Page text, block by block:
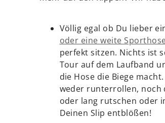
Völlig egal ob Du lieber
oder eine weite
perfekt sitzen. Nichts ist
Tour auf dem Laufband
die Hose die Biege
weder runterrollen, noch
oder lang rutschen oder
Deinen Slip entblößen!